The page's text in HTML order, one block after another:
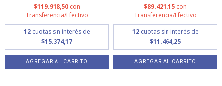
$119.918,50 con
Transferencia/Efectivo
12 cuotas sin interés de
$15.374,17
$89.421,15 con
Transferencia/Efectivo
12 cuotas sin interés de
$11.464,25